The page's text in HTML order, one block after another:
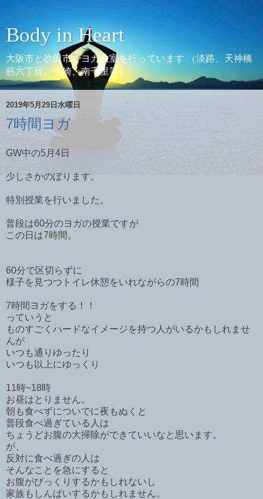
Body in Heart
大阪市と吹田市でヨガ教室を行っています （淡路、天神橋
筋六丁目、中崎、南千里等）
2019年5月29日水曜日
7時間ヨガ
GW中の5月4日
少しさかのぼります。
特別授業を行いました。
普段は60分のヨガの授業ですが
この日は7時間。
60分で区切らずに
様子を見つつトイレ休憩をいれながらの7時間
7時間ヨガをする！！
っていうと
ものすごくハードなイメージを持つ人がいるかもしれませ
んが
いつも通りゆったり
いつも以上にゆっくり
11時~18時
お昼はとりません。
朝も食べずについでに夜もぬくと
普段食べ過ぎている人は
ちょうどお腹の大掃除ができていいなと思います。
が、
反対に食べ過ぎの人は
そんなことを急にすると
お腹がびっくりするかもしれないし
家族もしんぱいするかもしれません。